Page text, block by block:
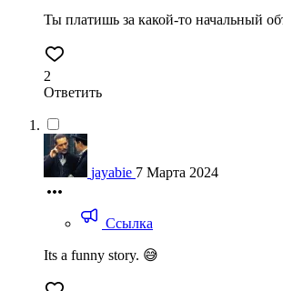
Ты платишь за какой-то начальный
2
Ответить
jayabie 7 Марта 2024
Ссылка
Its a funny story. 😅